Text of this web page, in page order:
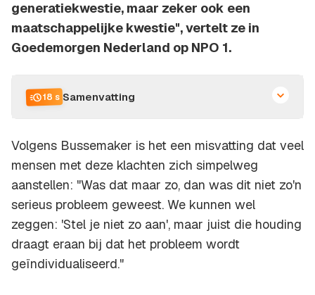
generatiekwestie, maar zeker ook een
maatschappelijke kwestie", vertelt ze in
Goedemorgen Nederland op NPO 1.
18 s Samenvatting
Volgens Bussemaker is het een misvatting dat veel
mensen met deze klachten zich simpelweg
aanstellen: "Was dat maar zo, dan was dit niet zo'n
serieus probleem geweest. We kunnen wel
zeggen: 'Stel je niet zo aan', maar juist die houding
draagt eraan bij dat het probleem wordt
geïndividualiseerd."